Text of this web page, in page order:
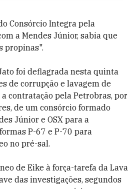
Consórcio Integra pela
a Mendes Júnior, sabia que
propinas".
foi deflagrada nesta quinta
de corrupção e lavagem de
contratação pela Petrobras, por
de um consórcio formado
Júnior e OSX para a
P-67 e P-70 para
no pré-sal.
de Eike à força-tarefa da Lava
das investigações, segundos